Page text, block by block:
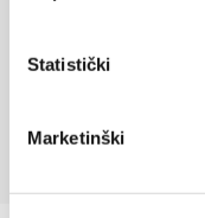
Statistički
Marketinški